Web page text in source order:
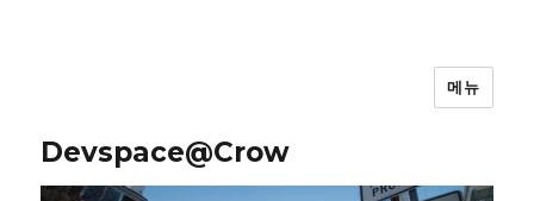
Devspace@Crow
메뉴